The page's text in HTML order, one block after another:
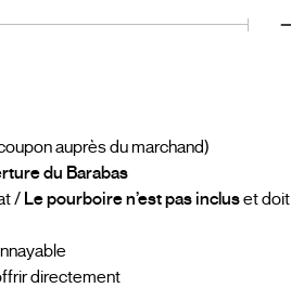
auprès du marchand)
du Barabas
/ Le pourboire n’est pas incluset doit
directement